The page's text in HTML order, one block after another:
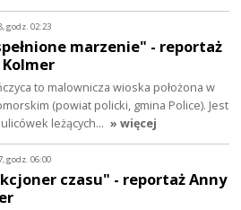
godz. 02:23
marzenie" - reportaż
to malownicza wioska położona w
(powiat policki, gmina Police). Jest
leżących… » więcej
godz. 06:00
czasu" - reportaż Anny